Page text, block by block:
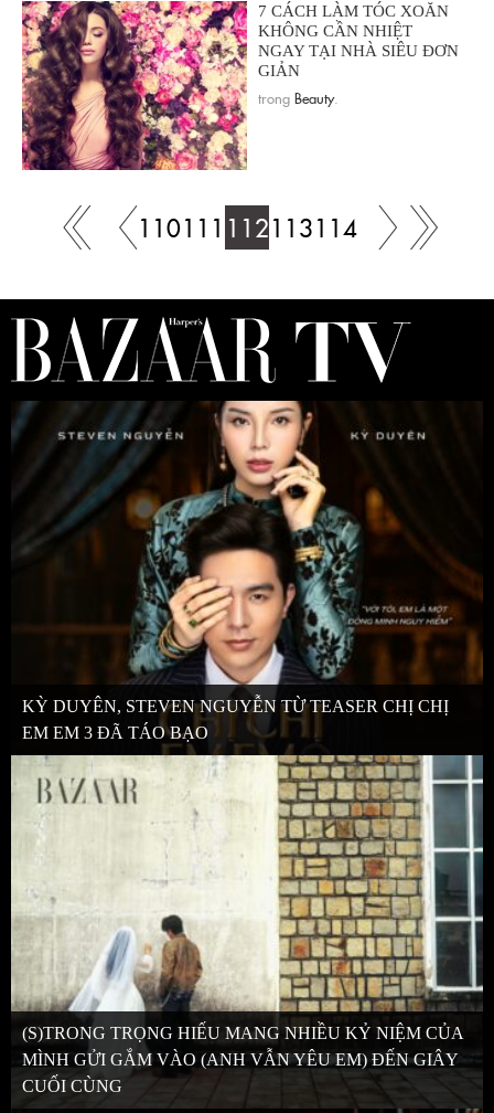
7 CÁCH LÀM TÓC XOĂN
KHÔNG CẦN NHIỆT
NGAY TẠI NHÀ SIÊU ĐƠN
GIẢN
trong Beauty.
110111 112113114
KỲ DUYÊN, STEVEN NGUYỄN TỪ TEASER CHỊ CHỊ
EM EM 3 ĐÃ TÁO BẠO
(S)TRONG TRỌNG HIẾU MANG NHIỀU KỶ NIỆM CỦA
MÌNH GỬI GẮM VÀO (ANH VẪN YÊU EM) ĐẾN GIÂY
CUỐI CÙNG